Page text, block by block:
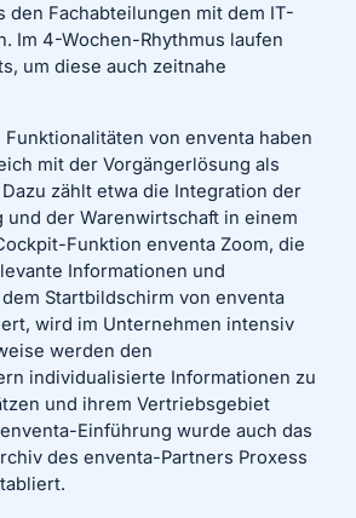
den Fachabteilungen mit dem IT-
Im 4-Wochen-Rhythmus laufen
um diese auch zeitnahe
von enventa haben
mit der Vorgängerlösung als
zählt etwa die Integration der
und der Warenwirtschaft in einem
Funktion enventa Zoom, die
Informationen und
Startbildschirm von enventa
wird im Unternehmen intensiv
werden den
individualisierte Informationen zu
und ihrem Vertriebsgebiet
Einführung wurde auch das
des enventa-Partners Proxess